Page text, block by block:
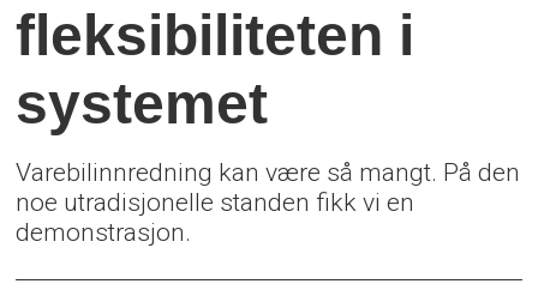
fleksibiliteten i
systemet
Varebilinnredning kan være så mangt. På den
noe utradisjonelle standen fikk vi en
demonstrasjon.